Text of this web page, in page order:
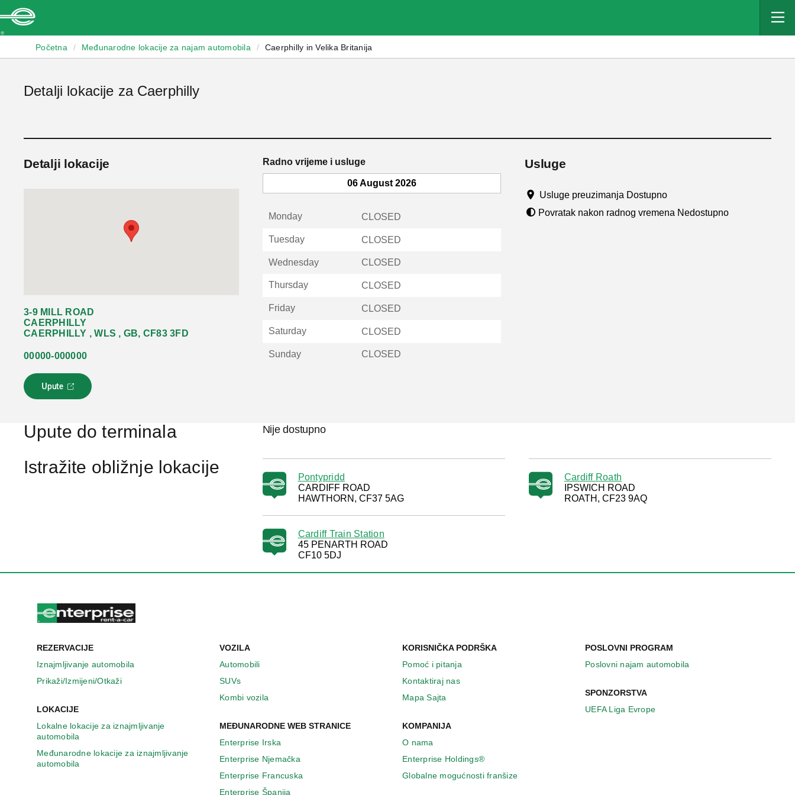
Početna / Međunarodne lokacije za najam automobila / Caerphilly in Velika Britanija
Detalji lokacije za Caerphilly
Detalji lokacije
3-9 MILL ROAD
CAERPHILLY
CAERPHILLY , WLS , GB, CF83 3FD
00000-000000
Upute
L
i
s
o
t
p
r
o
o
r
Radno vrijeme i usluge
06 August 2026
Monday CLOSED
Tuesday CLOSED
Wednesday CLOSED
Thursday CLOSED
Friday CLOSED
Saturday CLOSED
Sunday CLOSED
Usluge
Usluge preuzimanja Dostupno
Povratak nakon radnog vremena Nedostupno
Upute do terminala Nije dostupno
Istražite obližnje lokacije
Pontypridd
CARDIFF ROAD
HAWTHORN, CF37 5AG
Cardiff Roath
IPSWICH ROAD
ROATH, CF23 9AQ
Cardiff Train Station
45 PENARTH ROAD
CF10 5DJ
REZERVACIJE
Iznajmljivanje automobila
Prikaži/Izmijeni/Otkaži
LOKACIJE
Lokalne lokacije za iznajmljivanje
automobila
Međunarodne lokacije za iznajmljivanje
automobila
VOZILA
Automobili
SUVs
Kombi vozila
MEĐUNARODNE WEB STRANICE
Enterprise Irska
Enterprise Njemačka
Enterprise Francuska
Enterprise Španija
KORISNIČKA PODRŠKA
Pomoć i pitanja
Kontaktiraj nas
Mapa Sajta
KOMPANIJA
O nama
Enterprise Holdings®
Globalne mogućnosti franšize
POSLOVNI PROGRAM
Poslovni najam automobila
SPONZORSTVA
UEFA Liga Evrope